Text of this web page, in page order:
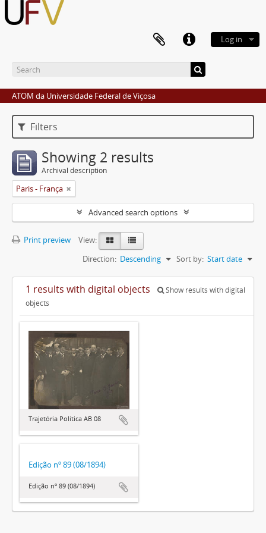
Log in
ATOM da Universidade Federal de Viçosa
Filters
Showing 2 results
Archival description
Paris - França
Advanced search options
Print preview
View:
Sort by: Start date
Direction: Descending
1 results with digital objects
Show results with digital
objects
Trajetória Política AB 08
Edição nº 89 (08/1894)
Edição nº 89 (08/1894)